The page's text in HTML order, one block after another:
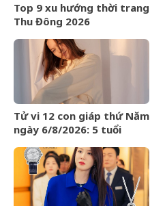
Top 9 xu hướng thời trang
Thu Đông 2026
Tử vi 12 con giáp thứ Năm
ngày 6/8/2026: 5 tuổi